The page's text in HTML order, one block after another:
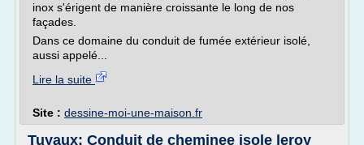
inox s'érigent de manière croissante le long de nos
façades.
Dans ce domaine du conduit de fumée extérieur isolé,
aussi appelé...
Lire la suite
Site : dessine-moi-une-maison.fr
Tuyaux: Conduit de cheminee isole leroy